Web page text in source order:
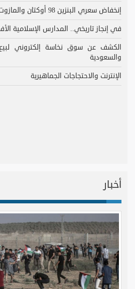
إنخفاض سعري البنزين 98 أوكتان والمازوت
في إنجاز تاريخي.. المدارس الإسلامية
الكشف عن سوق نخاسة إلكتروني لبيع
والسعودية
الإنترنت والاحتجاجات الجماهيرية
أخبار